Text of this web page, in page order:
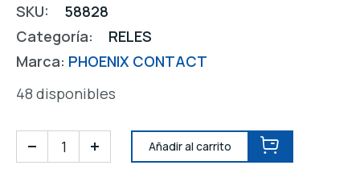
SKU:
58828
Categoría:
RELES
Marca: PHOENIX CONTACT
48 disponibles
Añadir al carrito